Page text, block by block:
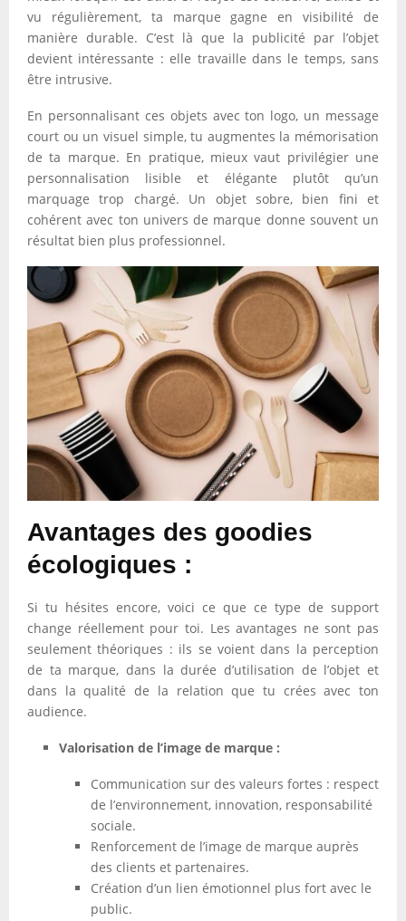
vu régulièrement, ta marque gagne en visibilité de
manière durable. C’est là que la publicité par l’objet
devient intéressante : elle travaille dans le temps, sans
être intrusive.
En personnalisant ces objets avec ton logo, un message
court ou un visuel simple, tu augmentes la mémorisation
de ta marque. En pratique, mieux vaut privilégier une
personnalisation lisible et élégante plutôt qu’un
marquage trop chargé. Un objet sobre, bien fini et
cohérent avec ton univers de marque donne souvent un
résultat bien plus professionnel.
Avantages des goodies
écologiques :
Si tu hésites encore, voici ce que ce type de support
change réellement pour toi. Les avantages ne sont pas
seulement théoriques : ils se voient dans la perception
de ta marque, dans la durée d’utilisation de l’objet et
dans la qualité de la relation que tu crées avec ton
audience.
Valorisation de l’image de marque :
Communication sur des valeurs fortes : respect
de l’environnement, innovation, responsabilité
sociale.
Renforcement de l’image de marque auprès
des clients et partenaires.
Création d’un lien émotionnel plus fort avec le
public.